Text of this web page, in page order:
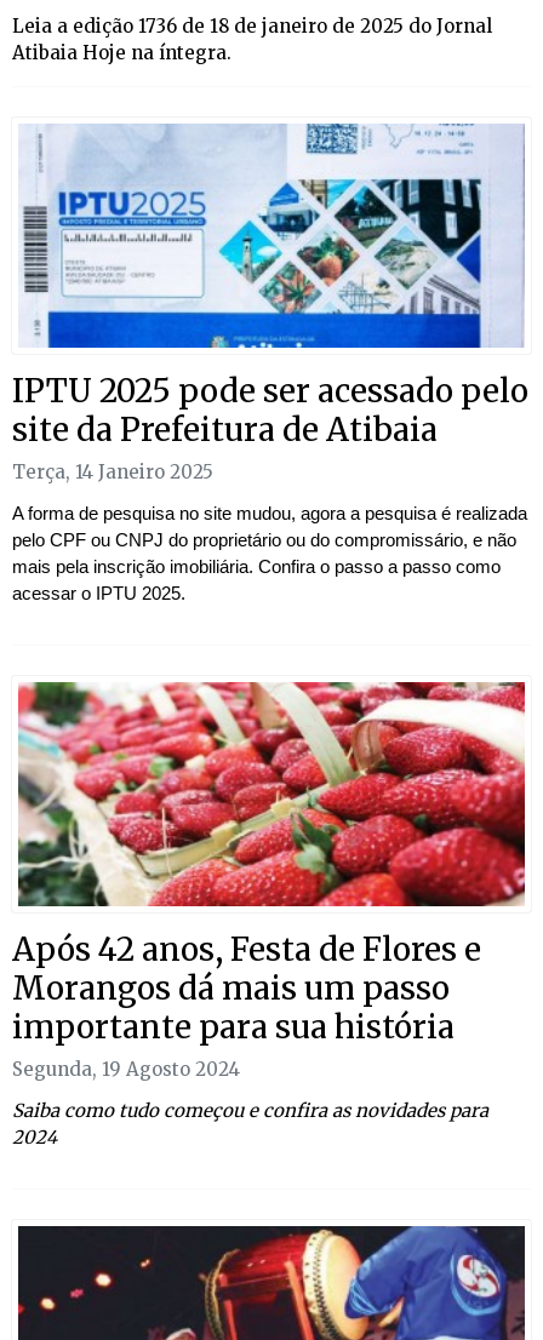
Leia a edição 1736 de 18 de janeiro de 2025 do Jornal
Atibaia Hoje na íntegra.
IPTU 2025 pode ser acessado pelo
site da Prefeitura de Atibaia
Terça, 14 Janeiro 2025
A forma de pesquisa no site mudou, agora a pesquisa é realizada
pelo CPF ou CNPJ do proprietário ou do compromissário, e não
mais pela inscrição imobiliária. Confira o passo a passo como
acessar o IPTU 2025.
Após 42 anos, Festa de Flores e
Morangos dá mais um passo
importante para sua história
Segunda, 19 Agosto 2024
Saiba como tudo começou e confira as novidades para
2024